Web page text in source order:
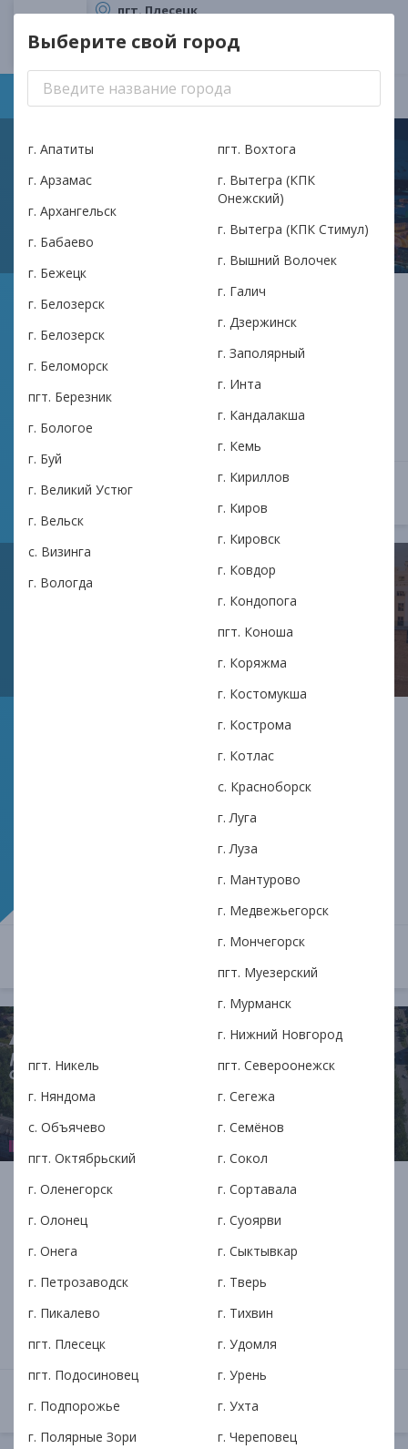
пгт. Плесецк
КПК Илма
Плесецк
АКПК ИЛМА в Кировске:
финансовая надежность в
сердце Хибин
Обратите внимание на историю города Кировск,
его жители и продукты АКПК ИЛМА.
3 февраля в 15:01
Как АКПК ИЛМА помогает
Нижнему Новгороду в
финансовых вопросах
потребительского кооператива ИЛМА
поддерживает жителей и бизнес Нижнего
АКПК ИЛМА в Коряжме:
надёжный партнёр для вашего
финансового успеха
организациях и уверенный выбор в пользу АКПК
ИЛМА в Коряжме.
29 января в 15:01
Выберите свой город
г. Апатиты
г. Арзамас
г. Архангельск
г. Бабаево
г. Бежецк
г. Белозерск
г. Белозерск
г. Беломорск
пгт. Березник
г. Бологое
г. Буй
г. Великий Устюг
г. Вельск
с. Визинга
г. Вологда
пгт. Вохтога
г. Вытегра (КПК
Онежский)
г. Вытегра (КПК Стимул)
г. Вышний Волочек
г. Галич
г. Дзержинск
г. Заполярный
г. Инта
г. Кандалакша
г. Кемь
г. Кириллов
г. Киров
г. Кировск
г. Ковдор
г. Кондопога
пгт. Коноша
г. Коряжма
г. Костомукша
г. Кострома
г. Котлас
с. Красноборск
г. Луга
г. Луза
г. Мантурово
г. Медвежьегорск
г. Мончегорск
пгт. Муезерский
г. Мурманск
г. Нижний Новгород
пгт. Никель
г. Няндома
с. Объячево
пгт. Октябрьский
г. Оленегорск
г. Олонец
г. Онега
г. Петрозаводск
г. Пикалево
пгт. Плесецк
пгт. Подосиновец
г. Подпорожье
г. Полярные Зори
пгт. Североонежск
г. Сегежа
г. Семёнов
г. Сокол
г. Сортавала
г. Суоярви
г. Сыктывкар
г. Тверь
г. Тихвин
г. Удомля
г. Урень
г. Ухта
г. Череповец